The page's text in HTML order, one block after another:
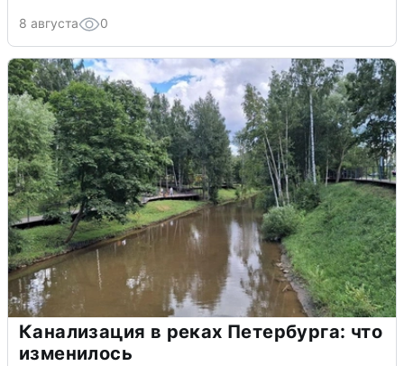
8 августа 0
Канализация в реках Петербурга: что
изменилось